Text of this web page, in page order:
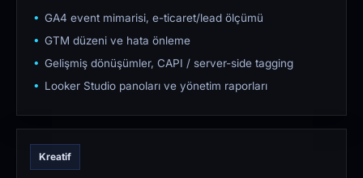
GA4 event mimarisi, e-ticaret/lead ölçümü
GTM düzeni ve hata önleme
Gelişmiş dönüşümler, CAPI / server-side tagging
Looker Studio panoları ve yönetim raporları
Kreatif